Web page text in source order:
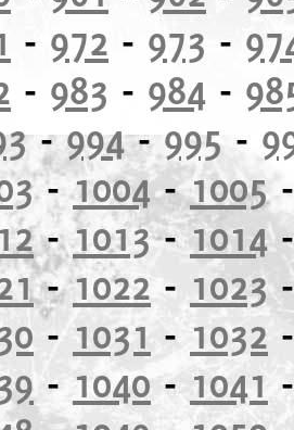
- 972 - 973 -
- 983 - 984 -
-994- 995 -
-1004-1005
-1013-1014
-1022 - 1023
- 1031 -1032
- 1040- 1041